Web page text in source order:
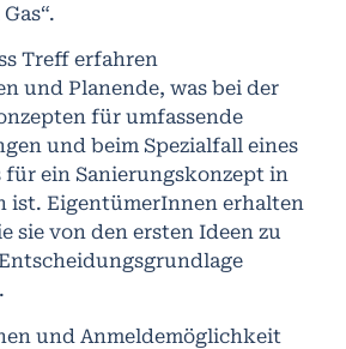
Treff erfahren
und Planende, was bei der
für umfassende
und beim Spezialfall eines
für ein Sanierungskonzept in
ist. EigentümerInnen erhalten
sie von den ersten Ideen zu
und Anmeldemöglichkeit